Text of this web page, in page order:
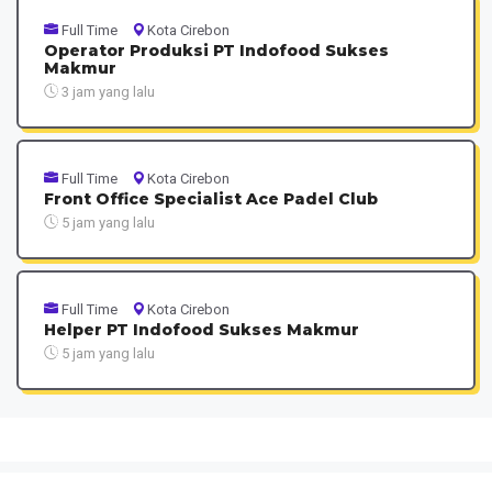
Full Time Kota Cirebon
Operator Produksi PT Indofood Sukses
Makmur
3 jam yang lalu
Full Time Kota Cirebon
Front Office Specialist Ace Padel Club
5 jam yang lalu
Full Time Kota Cirebon
Helper PT Indofood Sukses Makmur
5 jam yang lalu